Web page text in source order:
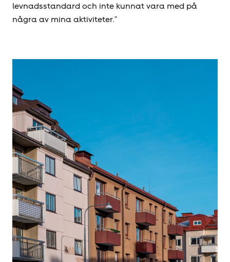
levnadsstandard och inte kunnat vara med på
några av mina aktiviteter.”